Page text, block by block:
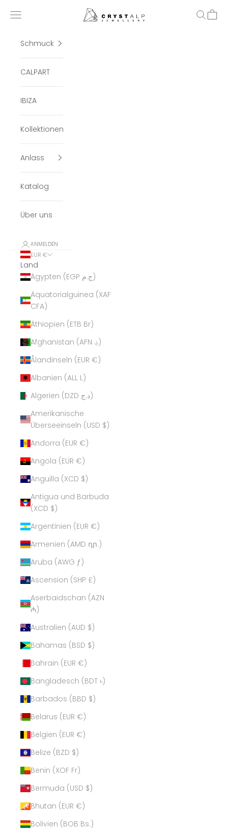
crystalpjewelry
Menü Suchen
Schmuck
CALPART
IBIZA
Kollektionen
Anlass
Katalog
Über uns
ANMELDEN
EUR €
Land
Ägypten (EGP ج.م)
Äquatorialguinea (XAF
CFA)
Äthiopien (ETB Br)
Afghanistan (AFN ؋)
Ålandinseln (EUR €)
Albanien (ALL L)
Algerien (DZD د.ج)
Amerikanische
Überseeinseln (USD $)
Andorra (EUR €)
Angola (EUR €)
Anguilla (XCD $)
Antigua und Barbuda
(XCD $)
Argentinien (EUR €)
Armenien (AMD դր.)
Aruba (AWG ƒ)
Ascension (SHP £)
Aserbaidschan (AZN
₼)
Australien (AUD $)
Bahamas (BSD $)
Bahrain (EUR €)
Bangladesch (BDT ৳)
Barbados (BBD $)
Belarus (EUR €)
Belgien (EUR €)
Belize (BZD $)
Benin (XOF Fr)
Bermuda (USD $)
Bhutan (EUR €)
Bolivien (BOB Bs.)